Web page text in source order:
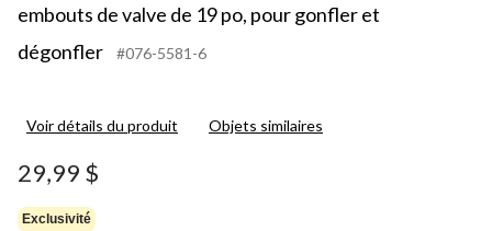
embouts de valve de 19 po, pour gonfler et
dégonfler
#076-5581-6
Voir détails du produit Objets similaires
29,99 $
Exclusivité